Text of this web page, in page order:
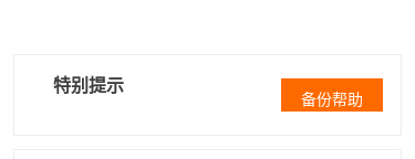
特别提示
备份帮助